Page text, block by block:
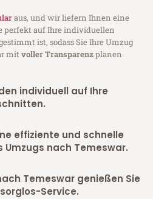
aus, und wir liefern Ihnen eine
perfekt auf Ihre individuellen
ist, sodass Sie Ihre Umzug
mitvoller Transparenzplanen
individuell auf Ihre
effiziente und schnelle
Umzugs nach Temeswar.
Temeswar genießen Sie
Service.